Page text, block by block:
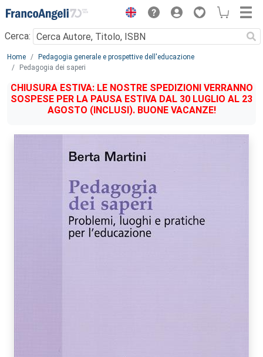
Menu
Cerca:
Main content
Home
Pedagogia generale e prospettive dell'educazione
Pedagogia dei saperi
CHIUSURA ESTIVA: LE NOSTRE SPEDIZIONI VERRANNO
SOSPESE PER LA PAUSA ESTIVA DAL 30 LUGLIO AL 23
AGOSTO (INCLUSI). BUONE VACANZE!